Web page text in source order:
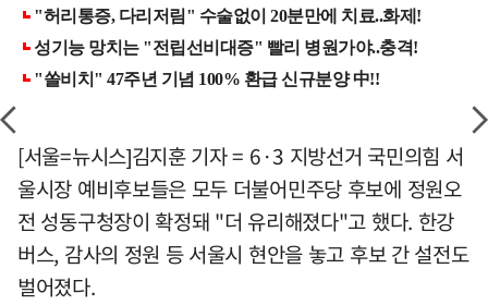
[서울=뉴시스]김지훈 기자 = 6·3 지방선거 국민의힘 서
울시장 예비후보들은 모두 더불어민주당 후보에 정원오
전 성동구청장이 확정돼 "더 유리해졌다"고 했다. 한강
버스, 감사의 정원 등 서울시 현안을 놓고 후보 간 설전도
벌어졌다.